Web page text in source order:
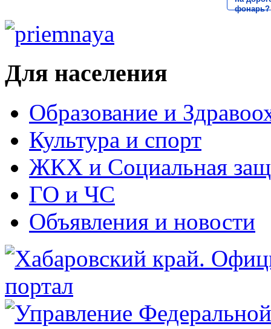
фонарь?
Для населения
Образование и
Культура и спорт
ЖКХ и Социальная
ГО и ЧС
Объявления и новости